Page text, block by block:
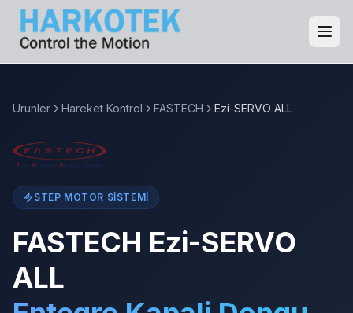
Urunler Hareket Kontrol FASTECH Ezi-SERVO ALL
STEP MOTOR SISTEMI
FASTECH Ezi-SERVO
ALL